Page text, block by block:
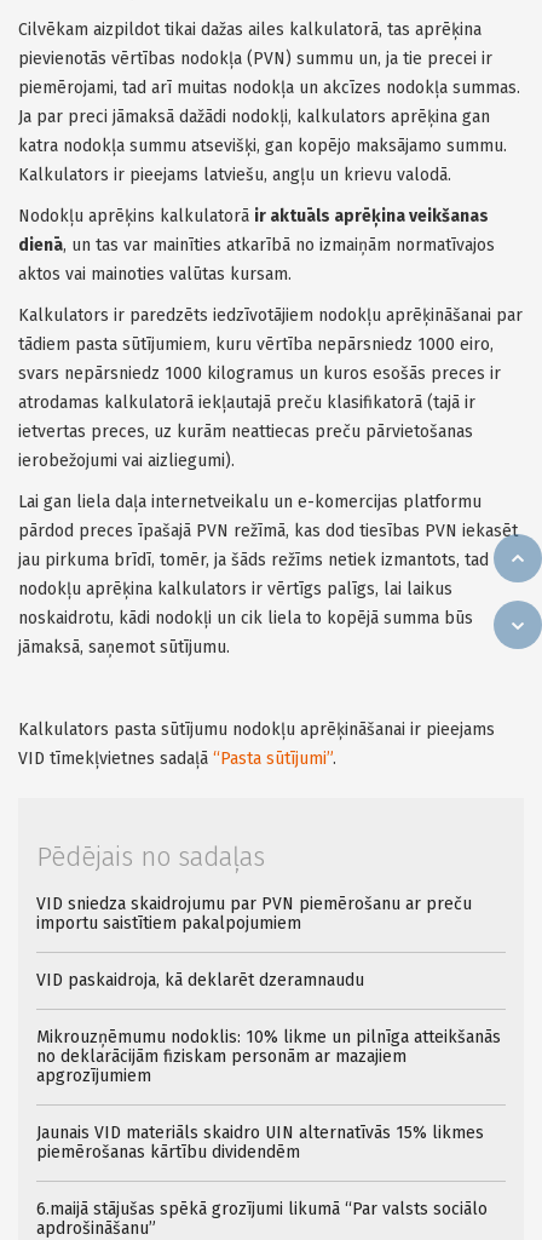
Cilvēkam aizpildot tikai dažas ailes kalkulatorā, tas aprēķina
pievienotās vērtības nodokļa (PVN) summu un, ja tie precei ir
piemērojami, tad arī muitas nodokļa un akcīzes nodokļa summas.
Ja par preci jāmaksā dažādi nodokļi, kalkulators aprēķina gan
katra nodokļa summu atsevišķi, gan kopējo maksājamo summu.
Kalkulators ir pieejams latviešu, angļu un krievu valodā.
Nodokļu aprēķins kalkulatorā ir aktuāls aprēķina veikšanas
dienā, un tas var mainīties atkarībā no izmaiņām normatīvajos
aktos vai mainoties valūtas kursam.
Kalkulators ir paredzēts iedzīvotājiem nodokļu aprēķināšanai par
tādiem pasta sūtījumiem, kuru vērtība nepārsniedz 1000 eiro,
svars nepārsniedz 1000 kilogramus un kuros esošās preces ir
atrodamas kalkulatorā iekļautajā preču klasifikatorā (tajā ir
ietvertas preces, uz kurām neattiecas preču pārvietošanas
ierobežojumi vai aizliegumi).
Lai gan liela daļa internetveikalu un e-komercijas platformu
pārdod preces īpašajā PVN režīmā, kas dod tiesības PVN iekasēt
jau pirkuma brīdī, tomēr, ja šāds režīms netiek izmantots, tad
nodokļu aprēķina kalkulators ir vērtīgs palīgs, lai laikus
noskaidrotu, kādi nodokļi un cik liela to kopējā summa būs
jāmaksā, saņemot sūtījumu.
Kalkulators pasta sūtījumu nodokļu aprēķināšanai ir pieejams
VID tīmekļvietnes sadaļā “Pasta sūtījumi”.
Pēdējais no sadaļas
VID sniedza skaidrojumu par PVN piemērošanu ar preču
importu saistītiem pakalpojumiem
VID paskaidroja, kā deklarēt dzeramnaudu
Mikrouzņēmumu nodoklis: 10% likme un pilnīga atteikšanās
no deklarācijām fiziskam personām ar mazajiem
apgrozījumiem
Jaunais VID materiāls skaidro UIN alternatīvās 15% likmes
piemērošanas kārtību dividendēm
6.maijā stājušas spēkā grozījumi likumā “Par valsts sociālo
apdrošināšanu”